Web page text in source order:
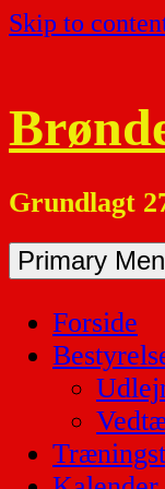
Skip to
Grundlagt
Primary
Forside